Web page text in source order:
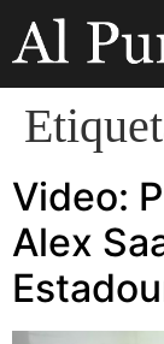
Video:
Alex